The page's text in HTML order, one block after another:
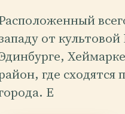
от
где
Е